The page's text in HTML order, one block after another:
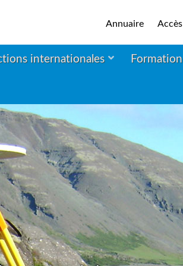
Annuaire Accès
internationales Formation